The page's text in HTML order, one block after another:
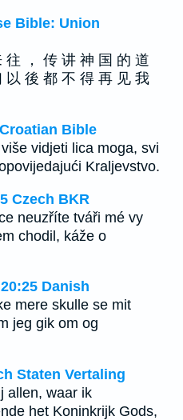
Bible: Union
往 ， 传 讲 神 国 的 道
以 後 都 不 得 再 见 我
Bible
vidjeti lica moga, svi
Kraljevstvo.
Czech BKR
neuzříte tváři mé vy
chodil, káže o
Danish
mere skulle se mit
jeg gik om og
Staten Vertaling
allen, waar ik
het Koninkrijk Gods,